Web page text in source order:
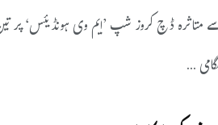
سے متاثرہ ڈچ کروز شپ ’ایم وی ہونڈیئس‘
...